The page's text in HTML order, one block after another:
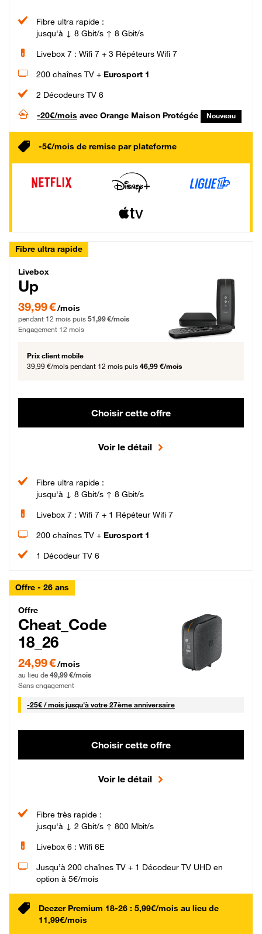
Fibre ultra rapide :
jusqu'à ↓ 8 Gbit/s ↑ 8 Gbit/s
Livebox 7 : Wifi 7 + 3 Répéteurs Wifi 7
200 chaînes TV + Eurosport 1
2 Décodeurs TV 6
-20€/mois avec Orange Maison Protégée Nouveau
-5€/mois de remise par plateforme
Fibre ultra rapide
Livebox Up Fibre
Livebox
Up
39,99 € par mois pendant 12 mois puis 51,99 € par mois, Engagement 12 mois
39,99 €/mois
pendant 12 mois puis 51,99 €/mois
Engagement 12 mois
Prix client mobile
39,99 €/mois pendant 12 mois puis 46,99 €/mois
Choisir cette offre
Voir le détail
Fibre ultra rapide :
jusqu'à ↓ 8 Gbit/s ↑ 8 Gbit/s
Livebox 7 : Wifi 7 + 1 Répéteur Wifi 7
200 chaînes TV + Eurosport 1
1 Décodeur TV 6
Offre - 26 ans
Cheat_Code Fibre_18_26
Offre
Cheat_Code
18_26
24,99 € par mois pendant 0 mois puis 49,99 € par mois, Sans engagement
24,99 €/mois
au lieu de 49,99 €/mois
Sans engagement
-25€ / mois25 € par mois
jusqu'à votre 27ème anniversaire
Choisir cette offre
Voir le détail
Fibre très rapide :
jusqu'à ↓ 2 Gbit/s ↑ 800 Mbit/s
Livebox 6 : Wifi 6E
Jusqu’à 200 chaînes TV + 1 Décodeur TV UHD en
option à 5€/mois
Deezer Premium 18-26 : 5,99€/mois au lieu de
11,99€/mois